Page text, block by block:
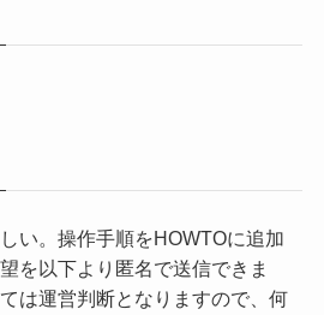
い。操作手順をHOWTOに追加
を以下より匿名で送信できま
は運営判断となりますので、何